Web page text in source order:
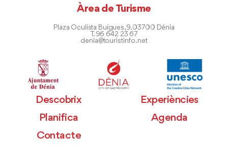
Àrea de Turisme
Plaza Oculista Buigues, 9. 03700 Dénia
T. 96 642 23 67
denia@touristinfo.net
Descobrix
Experiències
Planifica
Agenda
Contacte